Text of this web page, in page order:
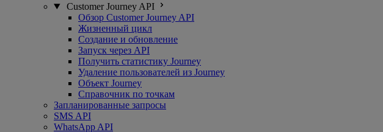
Customer Journey API
Обзор Customer Journey API
Жизненный цикл
Создание и обновление
Запуск через API
Получить статистику Journey
Удаление пользователей из Journey
Объект Journey
Справочник по точкам
Запланированные запросы
SMS API
WhatsApp API